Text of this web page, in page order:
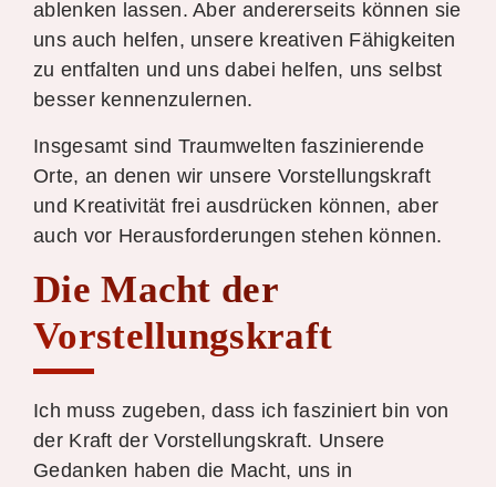
ablenken lassen. Aber andererseits können sie
uns auch helfen, unsere kreativen Fähigkeiten
zu entfalten und uns dabei helfen, uns selbst
besser kennenzulernen.
Insgesamt sind Traumwelten faszinierende
Orte, an denen wir unsere Vorstellungskraft
und Kreativität frei ausdrücken können, aber
auch vor Herausforderungen stehen können.
Die Macht der
Vorstellungskraft
Ich muss zugeben, dass ich fasziniert bin von
der Kraft der Vorstellungskraft. Unsere
Gedanken haben die Macht, uns in